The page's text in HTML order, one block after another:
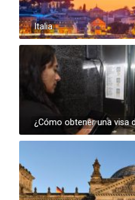
Italia
¿Cómo obtener una visa